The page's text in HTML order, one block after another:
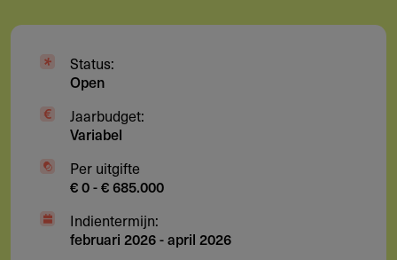
Status:
Open
Jaarbudget:
Variabel
Per uitgifte
€ 0 - € 685.000
Indientermijn:
februari 2026-april 2026